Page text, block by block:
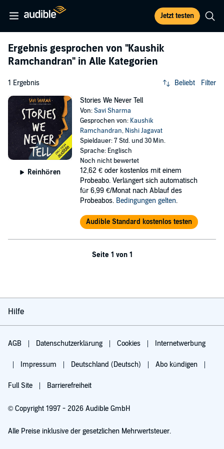
Jetzt testen
Ergebnis gesprochen von "Kaushik
Ramchandran" in Alle Kategorien
1 Ergebnis Beliebt Filter
Reinhören
Stories We Never Tell
Von:Savi Sharma
Gesprochen von: Kaushik
Ramchandran, Nishi Jagavat
Spieldauer: 7 Std. und 30 Min.
Sprache: Englisch
Noch nicht bewertet
12,62 € oder kostenlos mit einem
Probeabo. Verlängert sich automatisch
für 6,99 €/Monat nach Ablauf des
Probeabos. Bedingungen gelten.
Audible Standard kostenlos testen
Seite 1 von 1
Hilfe
AGB Datenschutzerklärung Cookies Internetwerbung
Impressum Deutschland (Deutsch) Abo kündigen
Full Site Barrierefreiheit
© Copyright 1997 - 2026 Audible GmbH
Alle Preise inklusive der gesetzlichen Mehrwertsteuer.